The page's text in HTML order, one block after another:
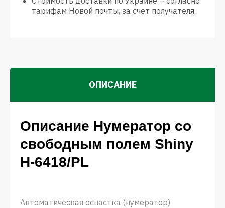
тарифам Новой почты, за счет получателя.
ОПИСАНИЕ
Описание Нумератор со
свободным полем Shiny
Н-6418/PL
Автоматическая оснастка (нумератор)